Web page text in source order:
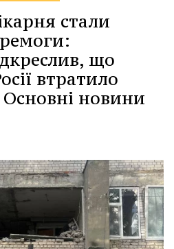
стали
що
втратило
Основні новини